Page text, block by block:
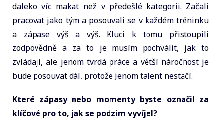
daleko víc makat než v předešlé kategorii. Začali
pracovat jako tým a posouvali se v každém tréninku
a zápase výš a výš. Kluci k tomu přistoupili
zodpovědně a za to je musím pochválit, jak to
zvládají, ale jenom tvrdá práce a větší náročnost je
bude posouvat dál, protože jenom talent nestačí.
Které zápasy nebo momenty byste označil za
klíčové pro to, jak se podzim vyvíjel?